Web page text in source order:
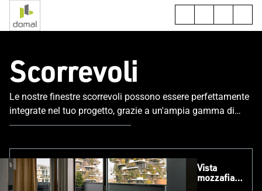
Scorrevoli
Le nostre finestre scorrevoli possono essere perfettamente
integrate nel tuo progetto, grazie a un'ampia gamma di
adattamenti e applicazioni.
Vista
mozzafiato